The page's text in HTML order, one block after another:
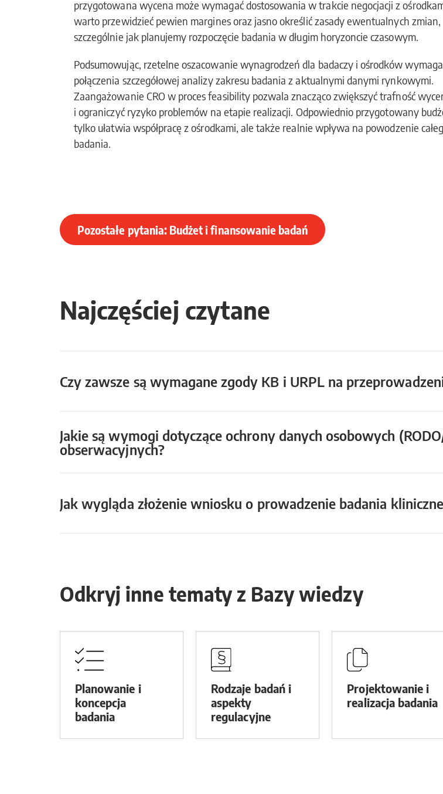
przygotowana wycena może wymagać dostosowania w trakcie negocjacji z
warto przewidzieć pewien margines oraz jasno określić zasady ewentualnych zmian,
szczególnie jak planujemy rozpoczęcie badania w długim horyzoncie czasowym.
Podsumowując, rzetelne oszacowanie wynagrodzeń dla badaczy i ośrodków wymaga
połączenia szczegółowej analizy zakresu badania z aktualnymi danymi rynkowymi.
Zaangażowanie CRO w proces feasibility pozwala znacząco zwiększyć trafność
i ograniczyć ryzyko problemów na etapie realizacji. Odpowiednio przygotowany
tylko ułatwia współpracę z ośrodkami, ale także realnie wpływa na powodzenie
badania.
Pozostałe pytania: Budżet i finansowanie badań
Najczęściej czytane
Czy zawsze są wymagane zgody KB i URPL na
Jakie są wymogi dotyczące ochrony danych osobowych
obserwacyjnych?
Jak wygląda złożenie wniosku o prowadzenie badania
Odkryj inne tematy z Bazy wiedzy
Planowanie i
koncepcja
badania
Rodzaje badań i
aspekty
regulacyjne
Projektowanie i
realizacja badania